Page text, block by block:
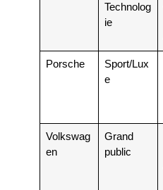
Technolog
ie
Porsche
Sport/Lux
e
Volkswag
en
Grand
public